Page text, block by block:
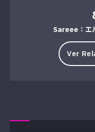
Sareee：エ
Ver